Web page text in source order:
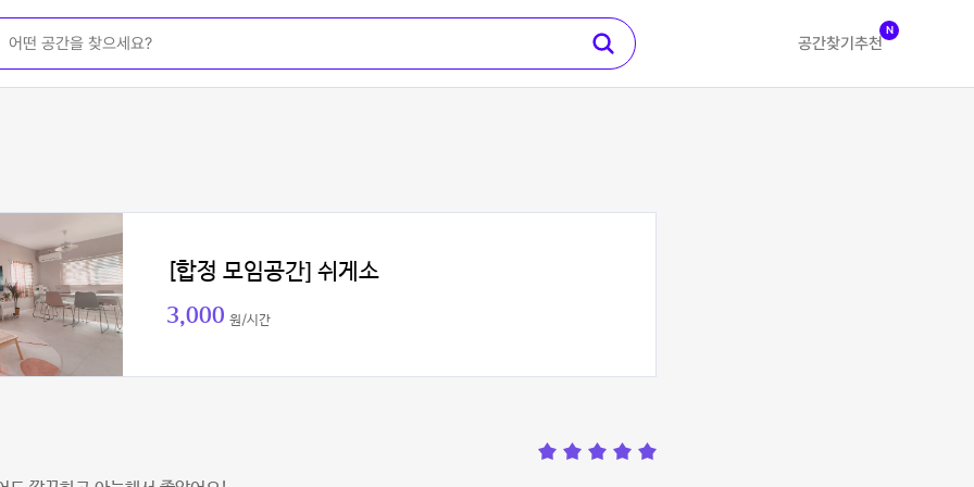
공간찾기 추천
N
[합정 모임공간] 쉬게소
3,000 원/시간